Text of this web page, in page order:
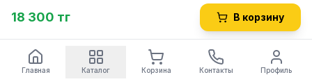
18 300 тг В корзину
Главная Каталог Корзина Контакты Профиль